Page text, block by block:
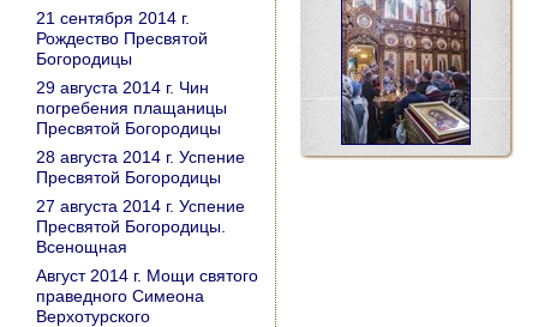
21 сентября 2014 г.
Рождество Пресвятой
Богородицы
29 августа 2014 г. Чин
погребения плащаницы
Пресвятой Богородицы
28 августа 2014 г. Успение
Пресвятой Богородицы
27 августа 2014 г. Успение
Пресвятой Богородицы.
Всенощная
Август 2014 г. Мощи святого
праведного Симеона
Верхотурского